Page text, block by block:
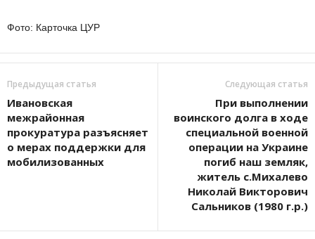
Фото: Карточка ЦУР
Предыдущая статья
Ивановская
межрайонная
прокуратура разъясняет
о мерах поддержки для
мобилизованных
Следующая статья
При выполнении
воинского долга в ходе
специальной военной
операции на Украине
погиб наш земляк,
житель с.Михалево
Николай Викторович
Сальников (1980 г.р.)